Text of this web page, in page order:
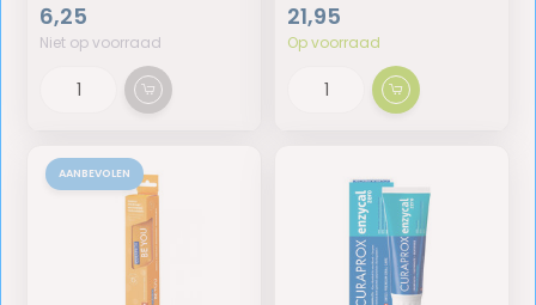
6,25
Niet op voorraad
21,95
Op voorraad
AANBEVOLEN